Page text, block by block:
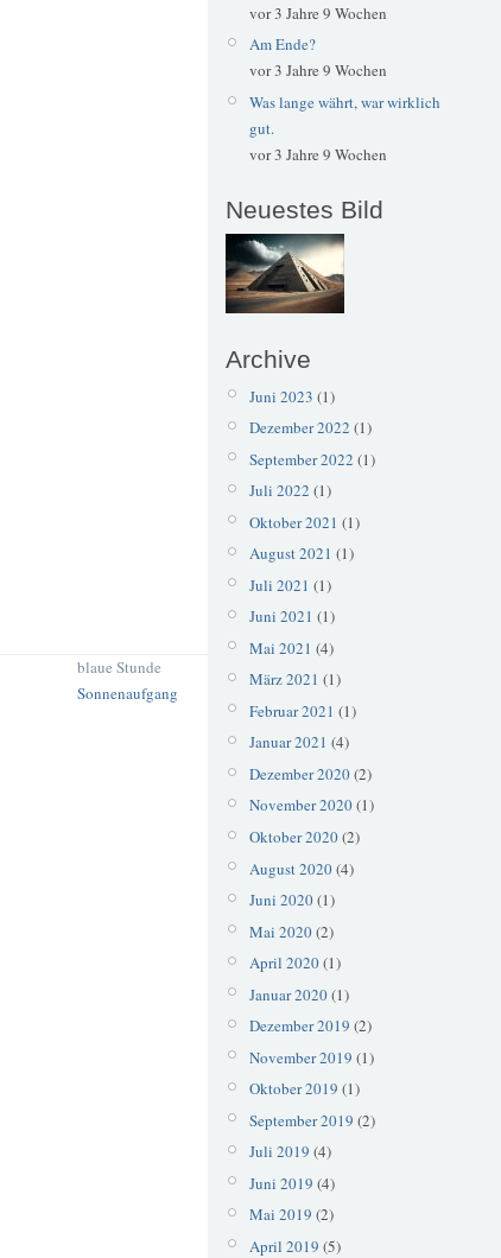
blaue Stunde
Sonnenaufgang
vor 3 Jahre 9 Wochen
Am Ende?
vor 3 Jahre 9 Wochen
Was lange währt, war wirklich
gut.
vor 3 Jahre 9 Wochen
Neuestes Bild
Archive
Juni 2023 (1)
Dezember 2022 (1)
September 2022 (1)
Juli 2022 (1)
Oktober 2021 (1)
August 2021 (1)
Juli 2021 (1)
Juni 2021 (1)
Mai 2021 (4)
März 2021 (1)
Februar 2021 (1)
Januar 2021 (4)
Dezember 2020(2)
November 2020(1)
Oktober 2020(2)
August 2020(4)
Juni 2020(1)
Mai 2020(2)
April 2020(1)
Januar 2020(1)
Dezember 2019 (2)
November 2019 (1)
Oktober 2019 (1)
September 2019 (2)
Juli 2019 (4)
Juni 2019 (4)
Mai 2019 (2)
April 2019 (5)